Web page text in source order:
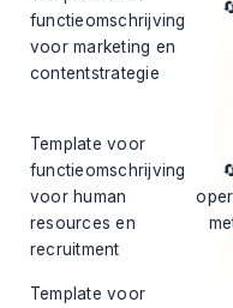
functieomschrijving
voor marketing en
contentstrategie
Template voor
functieomschrijving
voor human
resources en
recruitment
Template voor